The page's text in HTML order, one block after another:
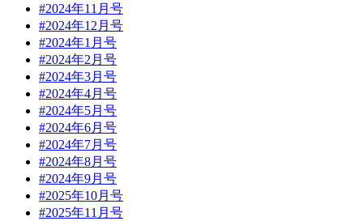
#2024年11月号
#2024年12月号
#2024年1月号
#2024年2月号
#2024年3月号
#2024年4月号
#2024年5月号
#2024年6月号
#2024年7月号
#2024年8月号
#2024年9月号
#2025年10月号
#2025年11月号